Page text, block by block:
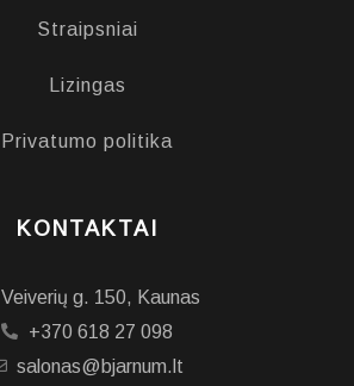
Straipsniai
Lizingas
Privatumo politika
KONTAKTAI
Veiverių g. 150, Kaunas
+370 618 27 098
salonas@bjarnum.lt